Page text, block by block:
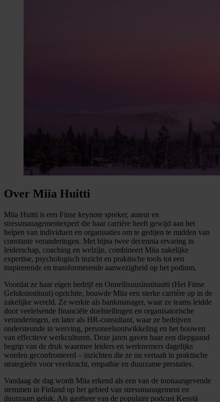
Over Miia Huitti
Miia Huitti is een Finse keynote spreker, auteur en
stressmanagementexpert die haar carrière heeft gewijd aan het
helpen van individuen en organisaties om te gedijen te midden van
constante veranderingen. Met bijna twee decennia ervaring in
leiderschap, coaching en welzijn, combineert Miia zakelijke
expertise, psychologisch inzicht en praktische tools tot een
inspirerende en transformerende aanwezigheid op het podium.
Voordat ze haar eigen bedrijf en Onnellisuusinstituutti (Het Finse
Geluksinstituut) oprichtte, bouwde Miia een sterke carrière op in de
zakelijke wereld. Ze werkte als bankmanager, waar ze teams leidde
door veeleisende financiële doelstellingen en organisatorische
veranderingen, en later als HR-consultant, waar ze bedrijven
ondersteunde in werving, personeelsontwikkeling en het bouwen
van effectieve werkculturen. Deze jaren gaven haar een diepgaand
begrip van de druk waarmee leiders en werknemers dagelijks
worden geconfronteerd – inzichten die ze nu vertaalt in praktische
strategieën voor veerkracht, empathie en duurzame prestaties.
Vandaag de dag wordt Miia erkend als een van de toonaangevende
stemmen in Finland op het gebied van stressmanagement en
duurzaam geluk. Als gastheer van de populaire podcast Kesytä